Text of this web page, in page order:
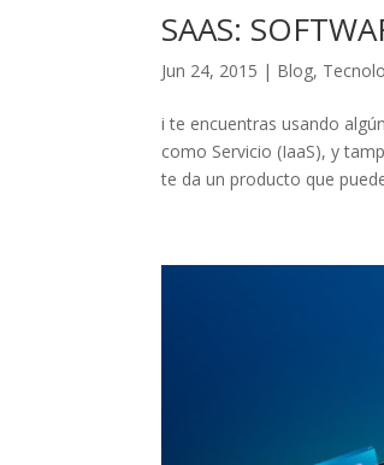
SAAS:
Jun 24, 2015 | Blog,
i te encuentras usando
como Servicio (IaaS), y
te da un producto que